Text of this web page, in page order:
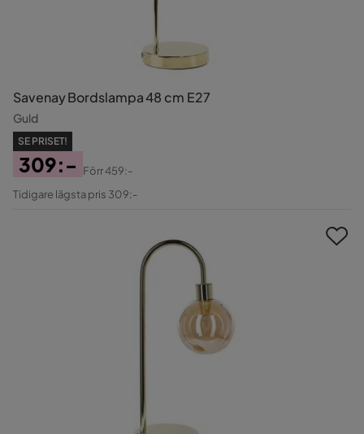
Savenay Bordslampa 48 cm E27
Guld
SE PRISET!
Pris
309:-
Original
Förr459:-
Tidigare lägsta pris 309:-